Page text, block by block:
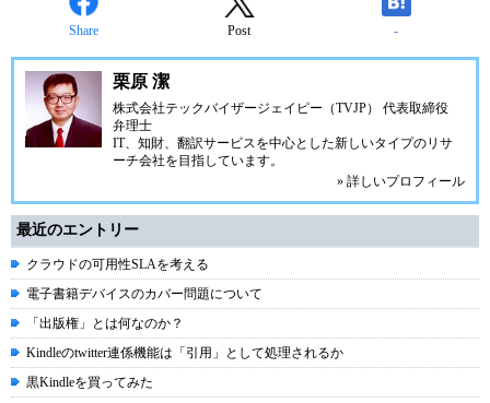
Share Post -
栗原 潔
株式会社テックバイザージェイピー（TVJP） 代表取締役
弁理士
IT、知財、翻訳サービスを中心とした新しいタイプのリサ
ーチ会社を目指しています。
» 詳しいプロフィール
最近のエントリー
クラウドの可用性SLAを考える
電子書籍デバイスのカバー問題について
「出版権」とは何なのか？
Kindleのtwitter連係機能は「引用」として処理されるか
黒Kindleを買ってみた